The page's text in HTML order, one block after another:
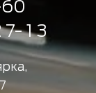
1 3